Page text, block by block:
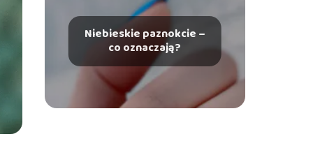
Niebieskie paznokcie –
co oznaczają?